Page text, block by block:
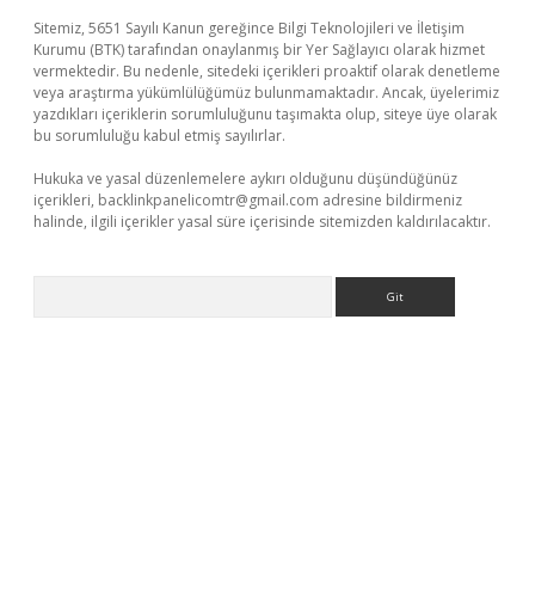
Sitemiz, 5651 Sayılı Kanun gereğince Bilgi Teknolojileri ve İletişim
Kurumu (BTK) tarafından onaylanmış bir Yer Sağlayıcı olarak hizmet
vermektedir. Bu nedenle, sitedeki içerikleri proaktif olarak denetleme
veya araştırma yükümlülüğümüz bulunmamaktadır. Ancak, üyelerimiz
yazdıkları içeriklerin sorumluluğunu taşımakta olup, siteye üye olarak
bu sorumluluğu kabul etmiş sayılırlar.
Hukuka ve yasal düzenlemelere aykırı olduğunu düşündüğünüz
içerikleri, backlinkpanelicomtr@gmail.com adresine bildirmeniz
halinde, ilgili içerikler yasal süre içerisinde sitemizden kaldırılacaktır.